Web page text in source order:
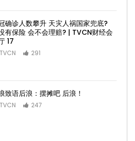
确诊人数攀升 天灾人祸国家兜底?
有保险 会不会理赔? | TVCN财经会
17
TVCN 291
致语后浪：摆摊吧 后浪！
TVCN 247